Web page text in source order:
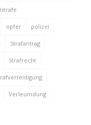
opfer polizei
Strafantrag
Strafrecht
Verleumdung